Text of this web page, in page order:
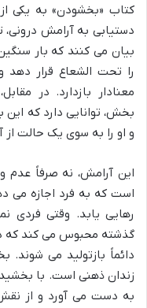
کتاب «بخشودن» به یکی
دستیابی به آرامش
بیان می کنند که بار
را تحت الشعاع قرار دهد
معنادار بازدارد. در
بخش، توانایی دارد که این
و او را به سوی یک حالت
این آرامش، نه صرفاً عدم
است که به فرد اجازه می
رهایی یابد. وقتی فردی
گذشته محبوس می کند که
دائماً بازتولید می
زندان ذهنی است. با
به دست می آورد و از